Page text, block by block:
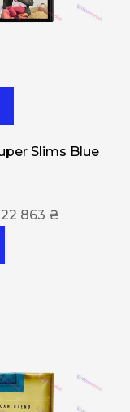
Slims Blue
863 ₴